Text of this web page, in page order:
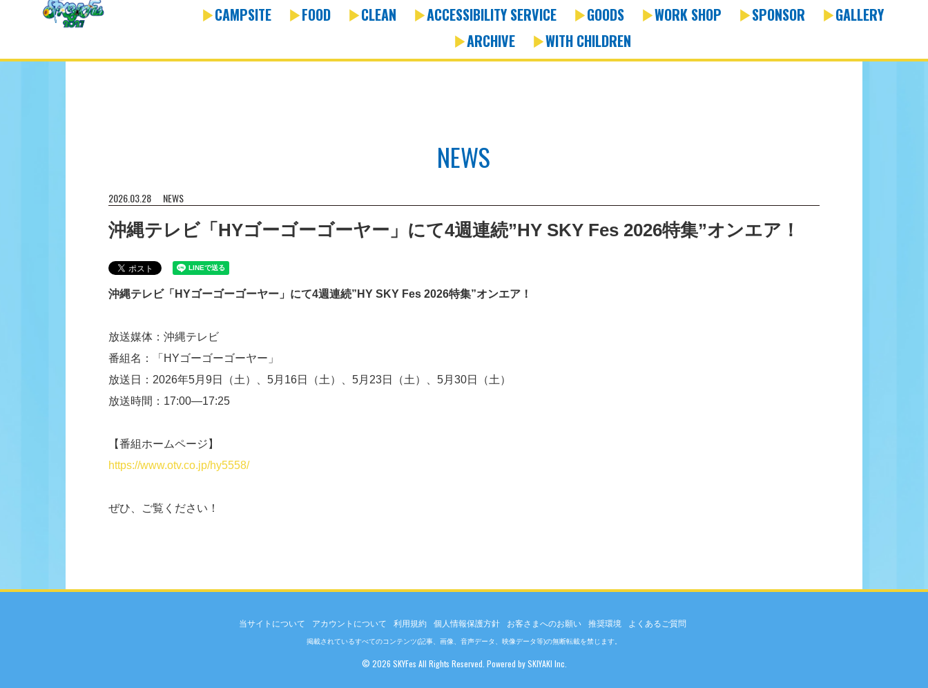
CAMPSITE
FOOD CLEAN ACCESSIBILITY SERVICE GOODS WORK SHOP SPONSOR
GALLERY
ARCHIVE
WITH CHILDREN
NEWS
2026.03.28 NEWS
沖縄テレビ「HYゴーゴーゴーヤー」にて4週連続”HY SKY Fes 2026特集”オンエア！
沖縄テレビ「HYゴーゴーゴーヤー」にて4週連続”HY SKY Fes 2026特集”オンエア！
放送媒体：沖縄テレビ
番組名：「HYゴーゴーゴーヤー」
放送日：2026年5月9日（土）、5月16日（土）、5月23日（土）、5月30日（土）
放送時間：17:00―17:25
【番組ホームページ】
https://www.otv.co.jp/hy5558/
ぜひ、ご覧ください！
当サイトについて アカウントについて 利用規約 個人情報保護方針 お客さまへのお願い 推奨環境 よくあるご質問
掲載されているすべてのコンテンツ(記事、画像、音声データ、映像データ等)の無断転載を禁じます。
© 2026 SKYFes All Rights Reserved. Powered bySKIYAKI Inc.